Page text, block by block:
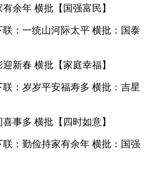
余年 横批【国强富民】
：一统山河际太平 横批：国泰
新春 横批【家庭幸福】
：岁岁平安福寿多 横批：吉星
事多 横批【四时如意】
：勤俭持家有余年 横批：国强